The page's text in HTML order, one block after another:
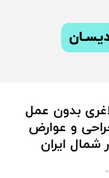
لاغری در